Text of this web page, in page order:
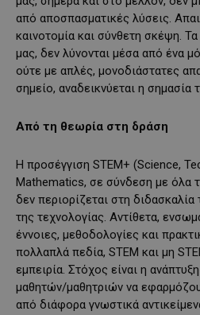
από αποσπασματικές λύσεις.
καινοτομία και σύνθετη σκέψη.
μας, δεν λύνονται μέσα από ένα
ούτε με απλές, μονοδιάστατες
σημείο, αναδεικνύεται η σημασία
Από τη θεωρία στη δράση
Η προσέγγιση STEM+ (Science,
Mathematics, σε σύνδεση με όλα
δεν περιορίζεται στη
της τεχνολογίας. Αντίθετα,
έννοιες, μεθοδολογίες και
πολλαπλά πεδία, STEM και μη
εμπειρία. Στόχος είναι η
μαθητών/μαθητριών να
από διάφορα γνωστικά